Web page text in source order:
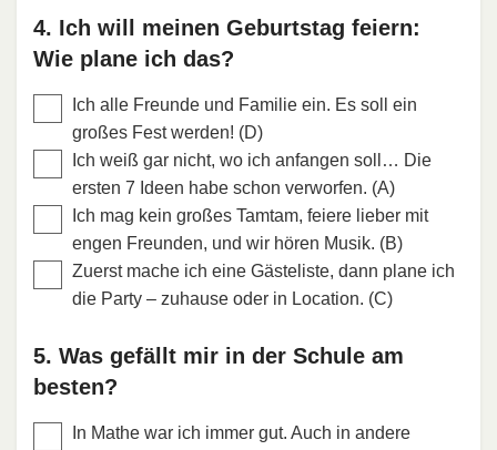
4. Ich will meinen Geburtstag feiern:
Wie plane ich das?
Ich alle Freunde und Familie ein. Es soll ein
großes Fest werden! (D)
Ich weiß gar nicht, wo ich anfangen soll… Die
ersten 7 Ideen habe schon verworfen. (A)
Ich mag kein großes Tamtam, feiere lieber mit
engen Freunden, und wir hören Musik. (B)
Zuerst mache ich eine Gästeliste, dann plane ich
die Party – zuhause oder in Location. (C)
5. Was gefällt mir in der Schule am
besten?
In Mathe war ich immer gut. Auch in andere